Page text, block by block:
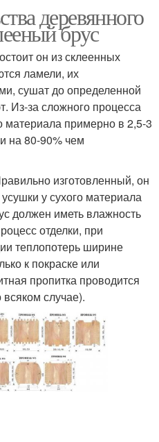
деревянного
брус
он из склеенных
ламели, их
сушат до определенной
Из-за сложного процесса
материала примерно в 2,5-3
на 80-90% чем
изготовленный, он
у сухого материала
должен иметь влажность
отделки, при
теплопотерь ширине
к покраске или
пропитка проводится
случае).